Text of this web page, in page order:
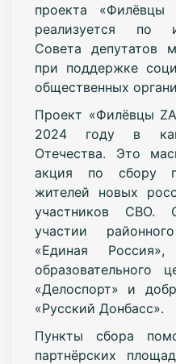
проекта
реализуется по
Совета депутатов
при поддержке
общественных
Проект «Филёвцы
2024 году в
Отечества. Это
акция по сбору
жителей новых
участников СВО.
участии
«Единая
образовательного
«Делоспорт» и
«Русский Донбасс».
Пункты сбора
партнёрских